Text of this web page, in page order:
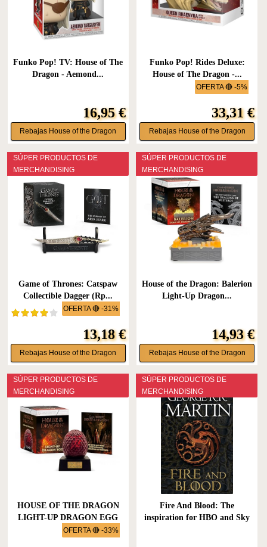
Funko Pop! TV: House of The
Dragon - Aemond...
16,95 €
Rebajas House of the Dragon
OFERTA 🔴 -5%
Funko Pop! Rides Deluxe:
House of The Dragon -...
33,31 €
Rebajas House of the Dragon
OFERTA 🔴 -31%
SÚPER PRODUCTOS DE
MERCHANDISING
Game of Thrones: Catspaw
Collectible Dagger (Rp...
13,18 €
Rebajas House of the Dragon
SÚPER PRODUCTOS DE
MERCHANDISING
House of the Dragon: Balerion
Light-Up Dragon...
14,93 €
Rebajas House of the Dragon
OFERTA 🔴 -33%
SÚPER PRODUCTOS DE
MERCHANDISING
HOUSE OF THE DRAGON
LIGHT-UP DRAGON EGG
KIT (RP...
SÚPER PRODUCTOS DE
MERCHANDISING
Fire And Blood: The
inspiration for HBO and Sky